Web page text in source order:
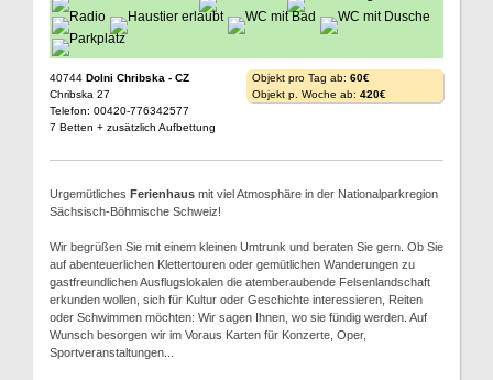
40744 Dolni Chribska - CZ
Chribska 27
Telefon: 00420-776342577
7 Betten + zusätzlich Aufbettung
Objekt pro Tag ab: 60€
Objekt p. Woche ab: 420€
Urgemütliches Ferienhaus mit viel Atmosphäre in der Nationalparkregion
Sächsisch-Böhmische Schweiz!
Wir begrüßen Sie mit einem kleinen Umtrunk und beraten Sie gern. Ob Sie
auf abenteuerlichen Klettertouren oder gemütlichen Wanderungen zu
gastfreundlichen Ausflugslokalen die atemberaubende Felsenlandschaft
erkunden wollen, sich für Kultur oder Geschichte interessieren, Reiten
oder Schwimmen möchten: Wir sagen Ihnen, wo sie fündig werden. Auf
Wunsch besorgen wir im Voraus Karten für Konzerte, Oper,
Sportveranstaltungen...